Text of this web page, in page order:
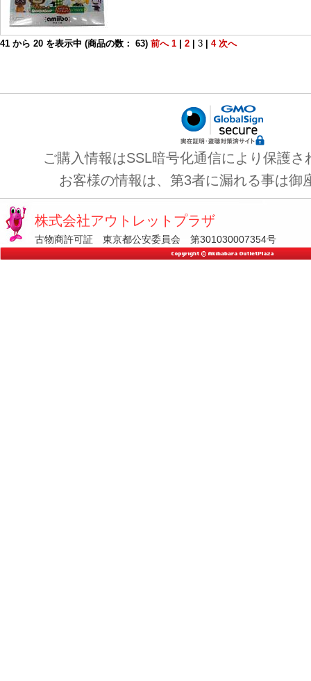
41 から 20 を表示中 (商品の数： 63) 前へ 1 2 3 4 次へ
ご購入情報はSSL暗号化通信により保護さ
お客様の情報は、第3者に漏れる事は御
株式会社アウトレットプラザ
古物商許可証 東京都公安委員会 第301030007354号